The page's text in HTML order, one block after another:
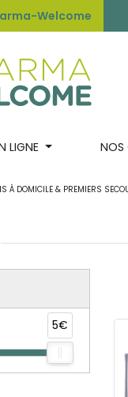
Welcome
LIGNE NOS
À DOMICILE & PREMIERS
5€